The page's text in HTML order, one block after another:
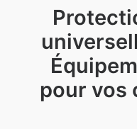
pour vos